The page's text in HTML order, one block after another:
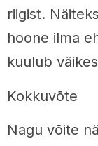
riigist.
hoone ilma
kuulub
Kokkuvõte
Nagu võite